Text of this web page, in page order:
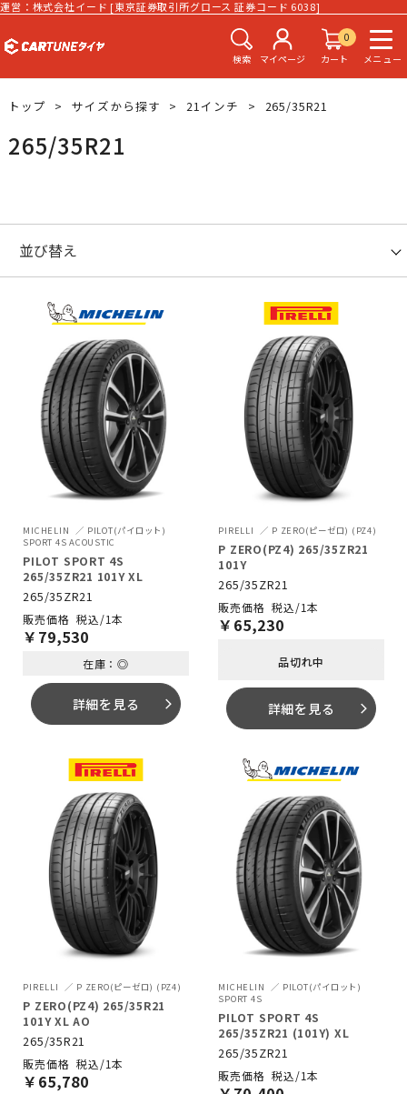
運営：株式会社イード [東京証券取引所グロース 証券コード 6038]
検索 マイページ
0
カート
メニュー
トップ サイズから探す 21インチ 265/35R21
265/35R21
MICHELIN
PILOT(パイロット)
SPORT 4S ACOUSTIC
PILOT SPORT 4S
265/35ZR21 101Y XL
265/35ZR21
税込/1本
￥ 79,530
在庫：◎
詳細を見る arrow_forward_ios
PIRELLI P ZERO(ピーゼロ) (PZ4)
P ZERO(PZ4) 265/35ZR21
101Y
265/35ZR21
税込/1本
￥ 65,230
品切れ中
詳細を見る arrow_forward_ios
PIRELLI P ZERO(ピーゼロ) (PZ4)
P ZERO(PZ4) 265/35R21
101Y XL AO
265/35R21
税込/1本
￥ 65,780
MICHELIN
PILOT(パイロット)
SPORT 4S
PILOT SPORT 4S
265/35ZR21 (101Y) XL
265/35ZR21
税込/1本